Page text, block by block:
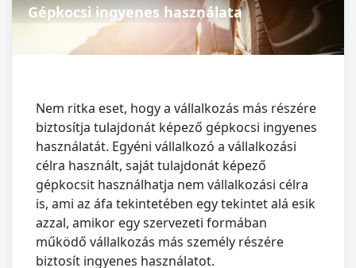
Gépkocsi ingyenes használata
Nem ritka eset, hogy a vállalkozás más részére
biztosítja tulajdonát képező gépkocsi ingyenes
használatát. Egyéni vállalkozó a vállalkozási
célra használt, saját tulajdonát képező
gépkocsit használhatja nem vállalkozási célra
is, ami az áfa tekintetében egy tekintet alá esik
azzal, amikor egy szervezeti formában
működő vállalkozás más személy részére
biztosít ingyenes használatot.